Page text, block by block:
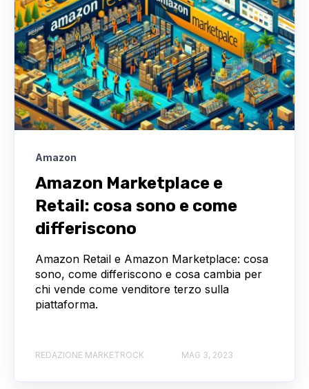
Amazon
Amazon Marketplace e
Retail: cosa sono e come
differiscono
Amazon Retail e Amazon Marketplace: cosa
sono, come differiscono e cosa cambia per
chi vende come venditore terzo sulla
piattaforma.
REDAZIONE MARKETROCK MAG 3, 2023